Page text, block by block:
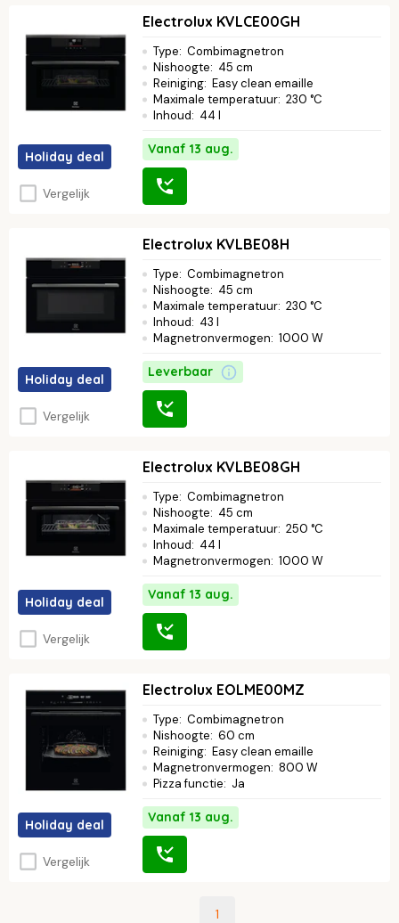
Holiday deal
Vergelijk
Electrolux KVLCE00GH
Type: Combimagnetron
Nishoogte: 45 cm
Reiniging: Easy clean emaille
Maximale temperatuur: 230 °C
Inhoud: 44 l
Vanaf 13 aug.
Holiday deal
Vergelijk
Electrolux KVLBE08H
Type: Combimagnetron
Nishoogte: 45 cm
Maximale temperatuur: 230 °C
Inhoud: 43 l
Magnetronvermogen: 1000 W
Leverbaar
Holiday deal
Vergelijk
Electrolux KVLBE08GH
Type: Combimagnetron
Nishoogte: 45 cm
Maximale temperatuur: 250 °C
Inhoud: 44 l
Magnetronvermogen: 1000 W
Vanaf 13 aug.
Holiday deal
Vergelijk
Electrolux EOLME00MZ
Type: Combimagnetron
Nishoogte: 60 cm
Reiniging: Easy clean emaille
Magnetronvermogen: 800 W
Pizza functie: Ja
Vanaf 13 aug.
1